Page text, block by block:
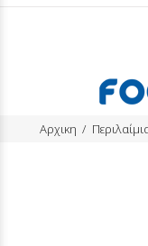
Αρχικη